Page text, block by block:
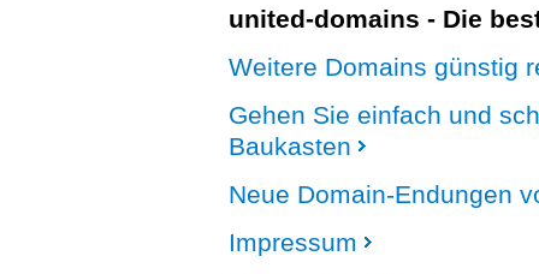
united-domains - Die
Weitere Domains günstig
Gehen Sie einfach und
Baukasten
Neue Domain-Endungen
Impressum